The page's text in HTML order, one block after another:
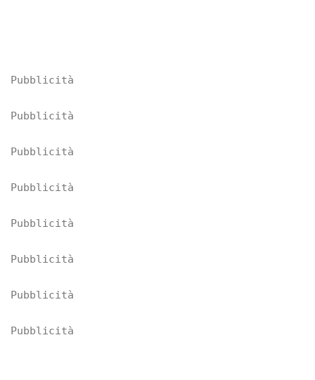
Pubblicità
Pubblicità
Pubblicità
Pubblicità
Pubblicità
Pubblicità
Pubblicità
Pubblicità